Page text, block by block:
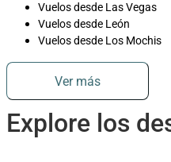
Vuelos desde Las Vegas
Vuelos desde León
Vuelos desde Los Mochis
Ver más
Explore los